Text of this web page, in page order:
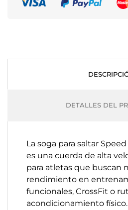
DETALLES DEL
La soga para saltar
es una cuerda de alta
para atletas que buscan
rendimiento en
funcionales, CrossFit o
acondicionamiento